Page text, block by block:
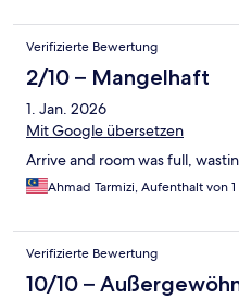
Verifizierte Bewertung
2/10 – Mangelhaft
1. Jan. 2026
Mit Google übersetzen
Arrive and room was full,
Ahmad Tarmizi, Aufenthalt von
Verifizierte Bewertung
10/10 –